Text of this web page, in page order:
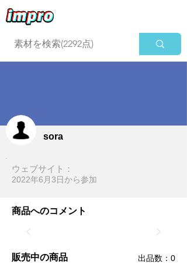
sora
ウェブサイト：
2022年6月3日​から参加
商品へのコメント
販売中の商品 ​出品数：0